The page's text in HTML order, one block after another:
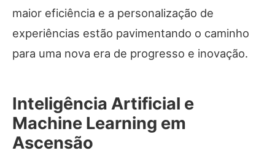
maior eficiência e a personalização de
experiências estão pavimentando o caminho
para uma nova era de progresso e inovação.
Inteligência Artificial e
Machine Learning em
Ascensão